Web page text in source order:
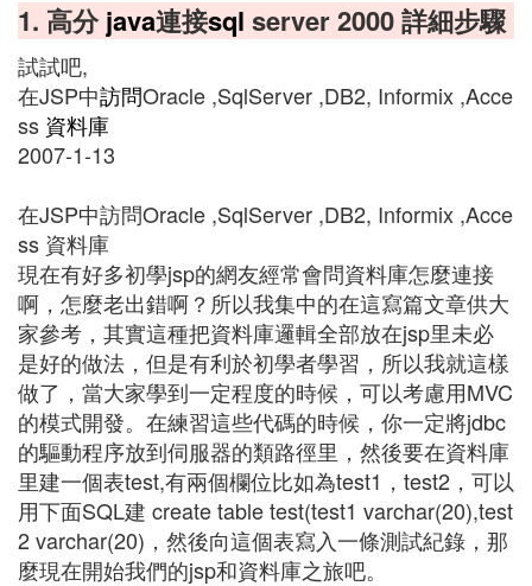
1. 高分java連接sql server 2000 詳細步驟
試試吧,
在JSP中訪問Oracle ,SqlServer ,DB2, Informix ,Acce
ss 資料庫
2007-1-13
在JSP中訪問Oracle ,SqlServer ,DB2, Informix ,Acce
ss 資料庫
現在有好多初學jsp的網友經常會問資料庫怎麼連接
啊，怎麼老出錯啊？所以我集中的在這寫篇文章供大
家參考，其實這種把資料庫邏輯全部放在jsp里未必
是好的做法，但是有利於初學者學習，所以我就這樣
做了，當大家學到一定程度的時候，可以考慮用MVC
的模式開發。在練習這些代碼的時候，你一定將jdbc
的驅動程序放到伺服器的類路徑里，然後要在資料庫
里建一個表test,有兩個欄位比如為test1，test2，可以
用下面SQL建 create table test(test1 varchar(20),test
2 varchar(20)，然後向這個表寫入一條測試紀錄，那
麼現在開始我們的jsp和資料庫之旅吧。